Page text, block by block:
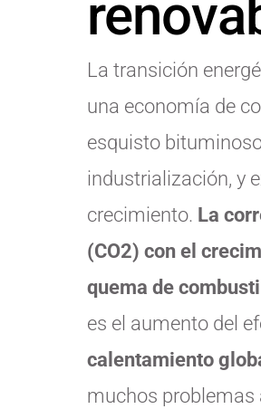
La transición
una economía de
esquisto
industrialización, y
crecimiento. La
(CO2) con el
quema de
es el aumento del
calentamiento
muchos problemas